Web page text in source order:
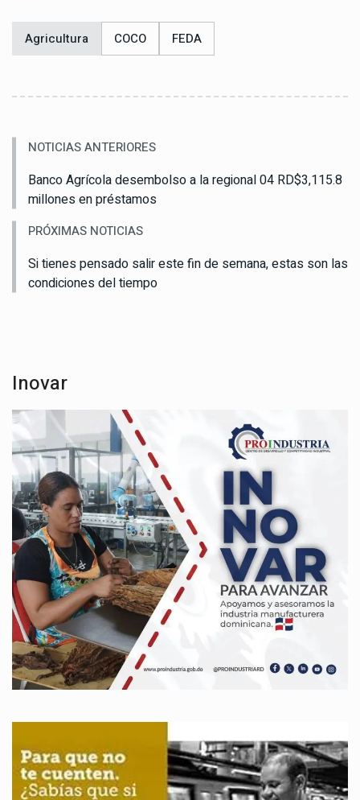
Agricultura COCO FEDA
NOTICIAS ANTERIORES
Banco Agrícola desembolso a la regional 04 RD$3,115.8
millones en préstamos
PRÓXIMAS NOTICIAS
Si tienes pensado salir este fin de semana, estas son las
condiciones del tiempo
Inovar